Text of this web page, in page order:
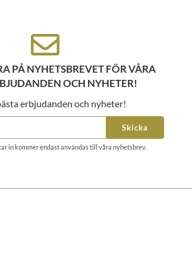
PÅ NYHETSBREVET FÖR VÅRA
OCH NYHETER!
erbjudanden och nyheter!
Skicka
in kommer endast användas till våra nyhetsbrev.